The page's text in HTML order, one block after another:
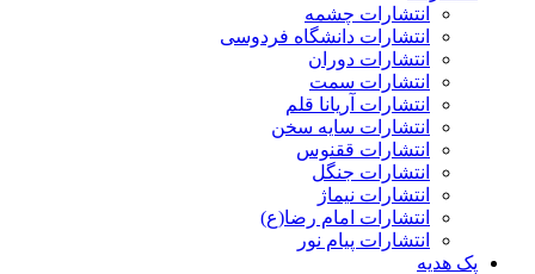
انتشارات چشمه
انتشارات دانشگاه فردوسی
انتشارات دوران
انتشارات سمت
انتشارات آریانا قلم
انتشارات سایه سخن
انتشارات ققنوس
انتشارات جنگل
انتشارات نیماژ
انتشارات امام رضا(ع)
انتشارات پیام نور
پک هدیه